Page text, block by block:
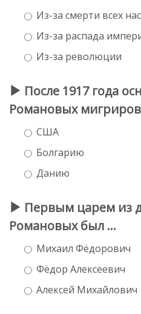
Из-за смерти всех
Из-за распада
Из-за революции
После 1917 года
Романовых
США
Болгарию
Данию
Первым царем из
Романовых был ...
Михаил Фёдорович
Фёдор Алексеевич
Алексей Михайлович